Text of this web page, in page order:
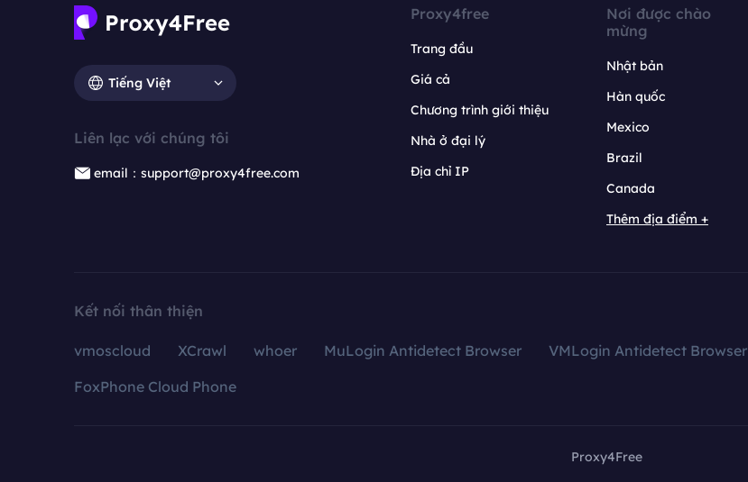
Tiếng Việt
Liên lạc với chúng tôi
email：support@proxy4free.com
Proxy4free
Trang đầu
Giá cả
Chương trình giới thiệu
Nhà ở đại lý
Địa chỉ IP
Nơi được chào
mừng
Nhật bản
Hàn quốc
Mexico
Brazil
Canada
Thêm địa điểm +
Kết nối thân thiện
vmoscloud XCrawl whoer MuLogin Antidetect Browser VMLogin Antidetect Browser
FoxPhone Cloud Phone
Proxy4Free